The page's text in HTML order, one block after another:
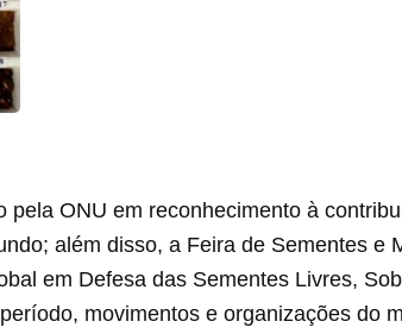
ONU em reconhecimento à
além disso, a Feira de Sementes e
em Defesa das Sementes Livres,
movimentos e organizações do